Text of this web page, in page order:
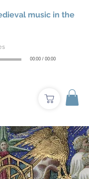
music in the
00:00/00:00